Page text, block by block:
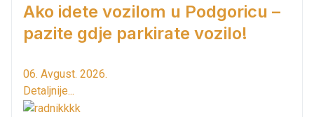
Ako idete vozilom u Podgoricu –
pazite gdje parkirate vozilo!
06. Avgust. 2026.
Detaljnije...